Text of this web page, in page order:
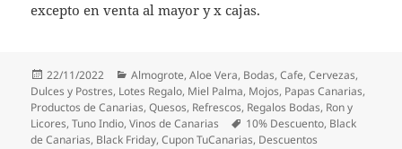
excepto en venta al mayor y x cajas.
Publicado
el
22/11/2022 Categorías
Almogrote,Aloe Vera, Bodas,Cafe,Cervezas,
Dulces y Postres, Lotes Regalo, Miel Palma, Mojos, Papas Canarias,
Productos de Canarias,Quesos, Refrescos, Regalos Bodas, Ron y
Licores,Tuno Indio,Vinos de Canarias Etiquetas
10% Descuento, Black
de Canarias, Black Friday,Cupon TuCanarias, Descuentos